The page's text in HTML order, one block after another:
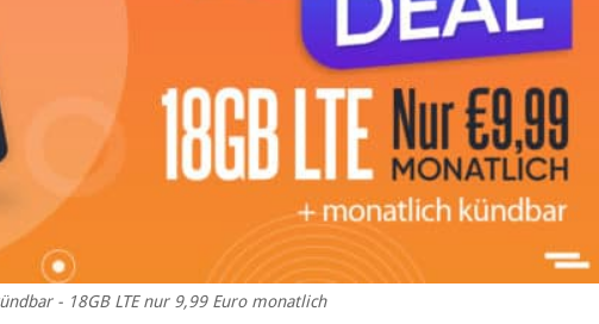
- 18GB LTE nur 9,99 Euro monatlich